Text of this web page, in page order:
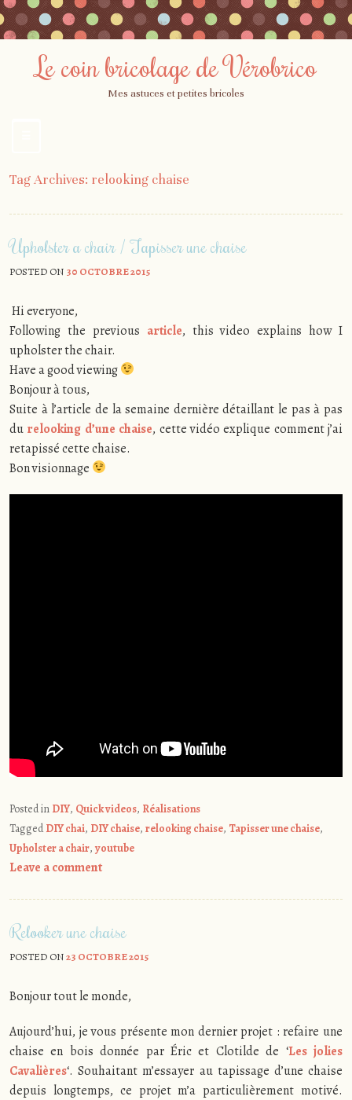
Le coin bricolage de Vérobrico
Mes astuces et petites bricoles
Tag Archives: relooking chaise
Upholster a chair / Tapisser une chaise
POSTED ON 30 OCTOBRE 2015
Hi everyone,
Following the previous article, this video explains how I
upholster the chair.
Have a good viewing
Bonjour à tous,
Suite à l’article de la semaine dernière détaillant le pas à pas
du relooking d’une chaise, cette vidéo explique comment j’ai
retapissé cette chaise.
Bon visionnage
Posted in DIY, Quick videos, Réalisations
TaggedDIY chai, DIY chaise, relooking chaise, Tapisser une chaise,
Upholster a chair, youtube
Leave a comment
Relooker une chaise
POSTED ON23 OCTOBRE 2015
Bonjour tout le monde,
Aujourd’hui, je vous présente mon dernier projet : refaire une
chaise en bois donnée par Éric et Clotilde de ‘Les jolies
Cavalières‘. Souhaitant m’essayer au tapissage d’une chaise
depuis longtemps, ce projet m’a particulièrement motivé.